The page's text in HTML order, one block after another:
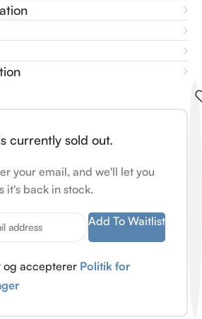
currently sold out.
your email, and we'll let you
it's back in stock.
Add To Waitlist
accepterer Politik for